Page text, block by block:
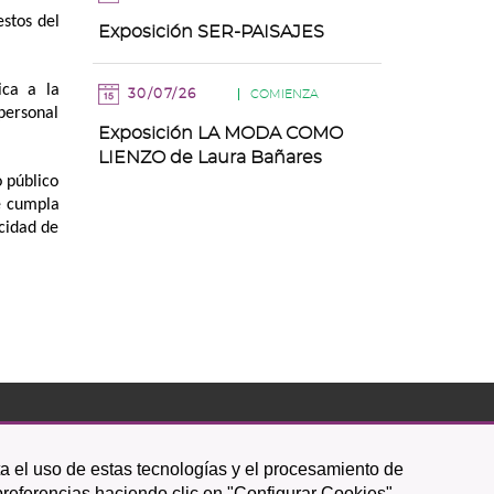
el uso de estas tecnologías y el procesamiento de
del
a la
público
cumpla
de
Exposición SER-PAISAJES
30/07/26 COMIENZA
Exposición LA MODA COMO
LIENZO de Laura Bañares
circular
de
Icono
circular
de
Icono
circular
de